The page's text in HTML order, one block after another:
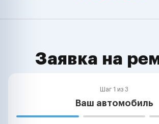
Заявка на
Шаг 1 из 3
Ваш автомобиль